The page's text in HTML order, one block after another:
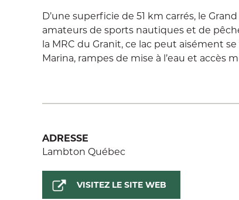
D’une superficie de 51 km carrés, le
amateurs de sports nautiques et de
la MRC du Granit, ce lac peut aisément
Marina, rampes de mise à l’eau et accès
ADRESSE
Lambton Québec
VISITEZ LE SITE WEB